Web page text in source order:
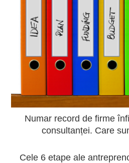
Numar record de firme
consultanței. Care
Cele 6 etape ale